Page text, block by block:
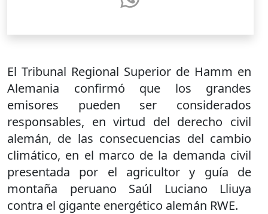
El Tribunal Regional Superior de Hamm en
Alemania confirmó que los grandes
emisores pueden ser considerados
responsables, en virtud del derecho civil
alemán, de las consecuencias del cambio
climático, en el marco de la demanda civil
presentada por el agricultor y guía de
montaña peruano Saúl Luciano Lliuya
contra el gigante energético alemán RWE.